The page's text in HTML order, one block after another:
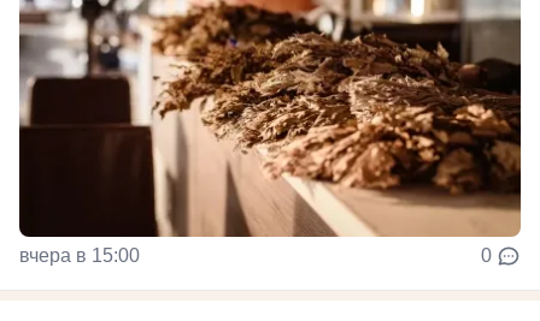
вчера в 15:00 0